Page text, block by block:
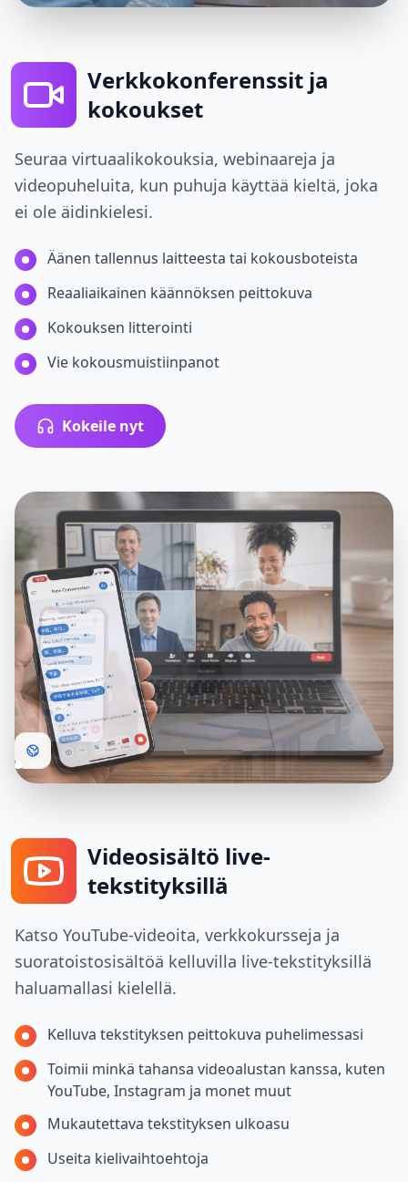
Verkkokonferenssit ja
kokoukset
Seuraa virtuaalikokouksia, webinaareja ja
videopuheluita, kun puhuja käyttää kieltä, joka
ei ole äidinkielesi.
Äänen tallennus laitteesta tai kokousboteista
Reaaliaikainen käännöksen peittokuva
Kokouksen litterointi
Vie kokousmuistiinpanot
Kokeile nyt
Videosisältö live-
tekstityksillä
Katso YouTube-videoita, verkkokursseja ja
suoratoistosisältöä kelluvilla live-tekstityksillä
haluamallasi kielellä.
Kelluva tekstityksen peittokuva puhelimessasi
Toimii minkä tahansa videoalustan kanssa, kuten
YouTube, Instagram ja monet muut
Mukautettava tekstityksen ulkoasu
Useita kielivaihtoehtoja